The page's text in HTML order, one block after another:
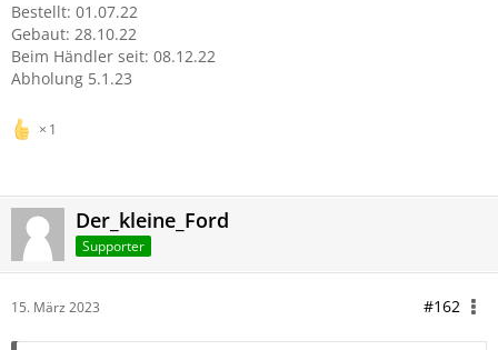
Bestellt: 01.07.22
Gebaut: 28.10.22
Beim Händler seit: 08.12.22
Abholung 5.1.23
1
Der_kleine_Ford
Supporter
15. März 2023 #162